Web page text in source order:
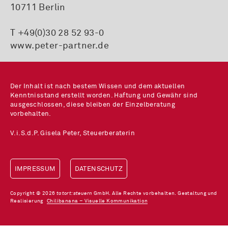
10711 Berlin
T +49(0)30 28 52 93-0
www.peter-partner.de
Der Inhalt ist nach bestem Wissen und dem aktuellen
Kenntnisstand erstellt worden. Haftung und Gewähr sind
ausgeschlossen, diese bleiben der Einzelberatung
vorbehalten.
V.i.S.d.P. Gisela Peter, Steuerberaterin
IMPRESSUM DATENSCHUTZ
Copyright © 2026 tatort:steuern GmbH. Alle Rechte vorbehalten. Gestaltung und
RealisierungChilibanana – Visuelle Kommunikation